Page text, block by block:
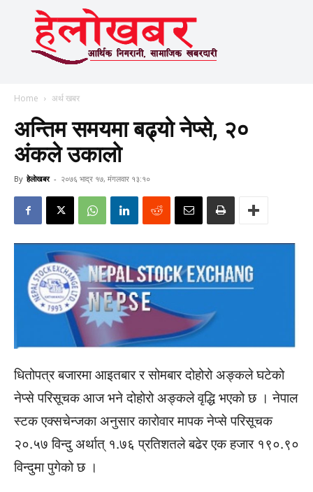
Home अर्थ खबर
अन्तिम समयमा बढ्यो नेप्से, २०
अंकले उकालो
By हेलाेखबर - २०७६ भाद्र १७, मंगलवार १३:१०
धितोपत्र बजारमा आइतबार र सोमबार दोहोरो अङ्कले घटेको
नेप्से परिसूचक आज भने दोहोरो अङ्कले वृद्धि भएको छ । नेपाल
स्टक एक्सचेन्जका अनुसार कारोवार मापक नेप्से परिसूचक
२०.५७ विन्दु अर्थात् १.७६ प्रतिशतले बढेर एक हजार १९०.९०
विन्दुमा पुगेको छ ।